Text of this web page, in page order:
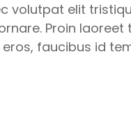
volutpat elit
Proin
faucibus id